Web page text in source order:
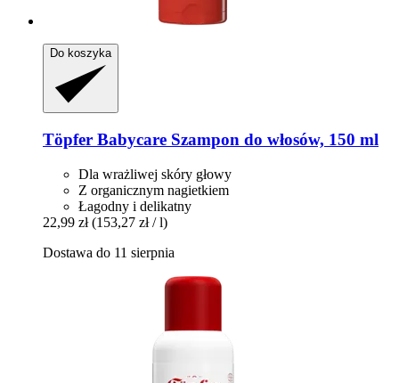
Do koszyka
Töpfer Babycare Szampon do włosów, 150 ml
Dla wrażliwej skóry głowy
Z organicznym nagietkiem
Łagodny i delikatny
22,99 zł (153,27 zł / l)
Dostawa do 11 sierpnia